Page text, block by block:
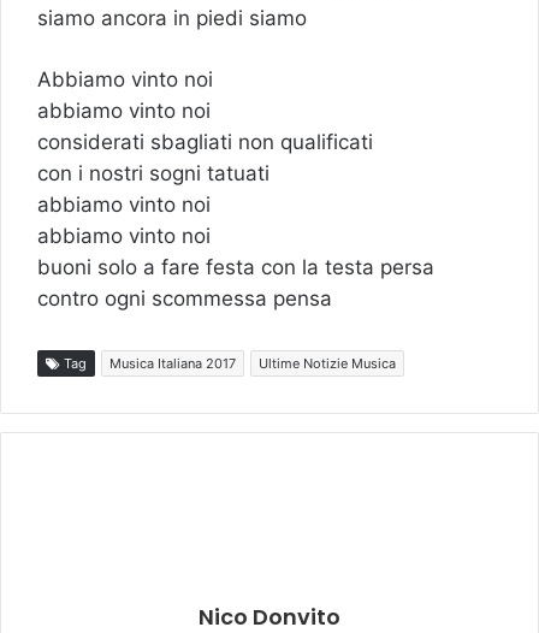
siamo ancora in piedi siamo
Abbiamo vinto noi
abbiamo vinto noi
considerati sbagliati non qualificati
con i nostri sogni tatuati
abbiamo vinto noi
abbiamo vinto noi
buoni solo a fare festa con la testa persa
contro ogni scommessa pensa
Tag Musica Italiana 2017 Ultime Notizie Musica
Nico Donvito